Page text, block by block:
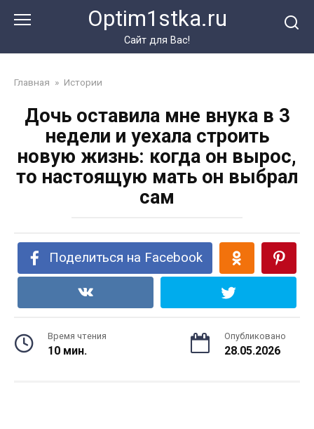
Optim1stka.ru
Сайт для Вас!
Главная » Истории
Дочь оставила мне внука в 3
недели и уехала строить
новую жизнь: когда он вырос,
то настоящую мать он выбрал
сам
Поделиться на Facebook
Время чтения
10 мин.
Опубликовано
28.05.2026